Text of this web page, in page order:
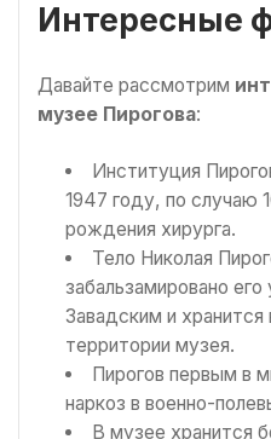
Интересные
Давайте рассмотрим
музее Пирогова:
Институция
1947 году, по случаю
рождения хирурга.
Тело Николая
забальзамировано
Завадским и хранится
территории музея.
Пирогов первым в
наркоз в военно-
В музее хранится